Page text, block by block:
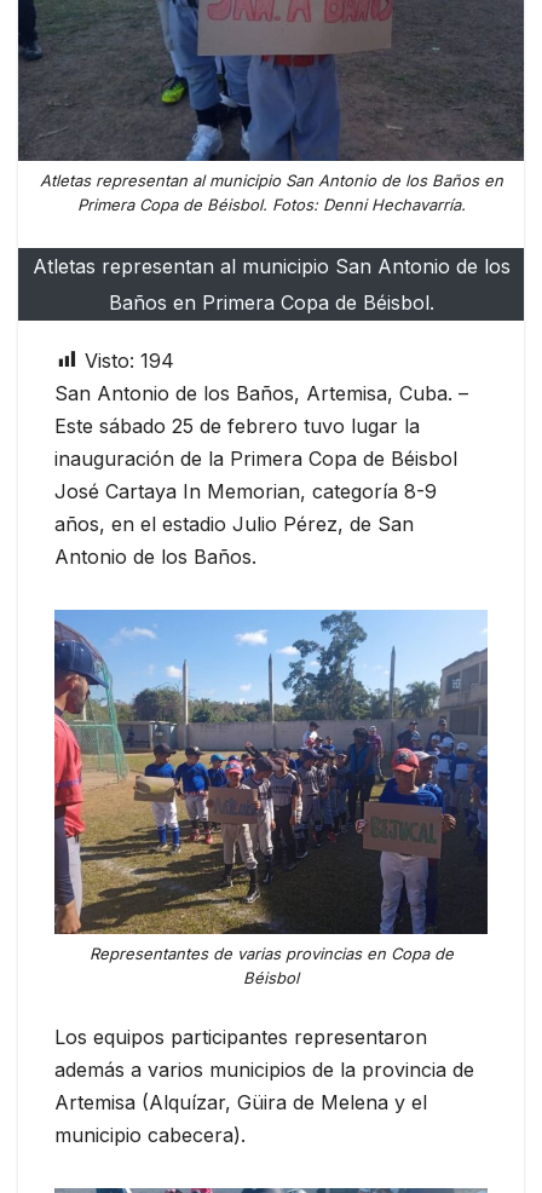
Atletas representan al municipio San Antonio de los Baños en
Primera Copa de Béisbol. Fotos: Denni Hechavarría.
Atletas representan al municipio San Antonio de los
Baños en Primera Copa de Béisbol.
Visto: 194
San Antonio de los Baños, Artemisa, Cuba. –
Este sábado 25 de febrero tuvo lugar la
inauguración de la Primera Copa de Béisbol
José Cartaya In Memorian, categoría 8-9
años, en el estadio Julio Pérez, de San
Antonio de los Baños.
Representantes de varias provincias en Copa de
Béisbol
Los equipos participantes representaron
además a varios municipios de la provincia de
Artemisa (Alquízar, Güira de Melena y el
municipio cabecera).